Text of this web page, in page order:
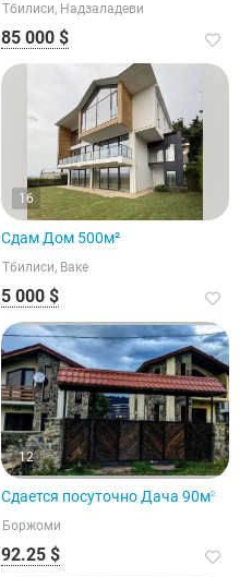
Тбилиси, Надзаладеви
85 000 $
16
Сдам Дом 500м²
Тбилиси, Ваке
5 000 $
12
Сдается посуточно Дача 90м²
Боржоми
92.25 $